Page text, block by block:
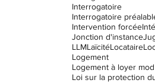
Interrogatoire
Interrogatoire
Intervention forcée
Jonction d'instance
LLMLaïcitéLocataire
Logement
Logement à loyer